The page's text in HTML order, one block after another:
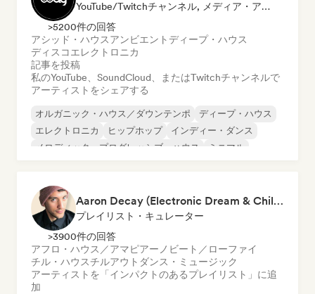
YouTube/Twitchチャンネル, メディア・アウトレット／ジャーナリスト
>5200件の回答
アシッド・ハウスアンビエントディープ・ハウス
ディスコエレクトロニカ
記事を投稿
私のYouTube、SoundCloud、またはTwitchチャンネルで
アーティストをシェアする
オルガニック・ハウス／ダウンテンポ
ディープ・ハウス
エレクトロニカ
ヒップホップ
インディー・ダンス
メロディック・プログレッシブ・ハウス
ミニマル
Aaron Decay (Electronic Dream & Chill Electronic Dream playlists)
プレイリスト・キュレーター
>3900件の回答
アフロ・ハウス／アマピアーノ ビート／ローファイ
チル・ハウスチルアウト ダンス・ミュージック
アーティストを「インパクトのあるプレイリスト」に追
加